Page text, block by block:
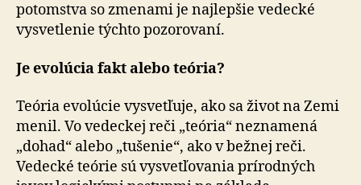
potomstva so zmenami je najlepšie vedecké
vysvetlenie týchto pozorovaní.
Je evolúcia fakt alebo teória?
Teória evolúcie vysvetľuje, ako sa život na Zemi
menil. Vo vedeckej reči „teória“ neznamená
„dohad“ alebo „tušenie“, ako v bežnej reči.
Vedecké teórie sú vysvetľovania prírodných